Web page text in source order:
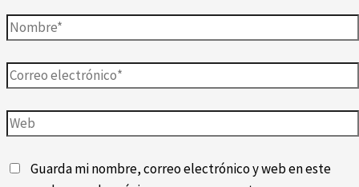
Nombre*
Correo
electrónico*
Web
Guarda mi nombre, correo electrónico y web en este